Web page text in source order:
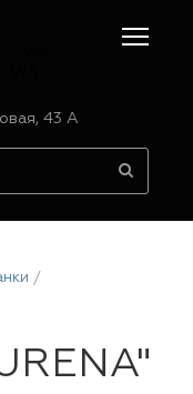
43 А